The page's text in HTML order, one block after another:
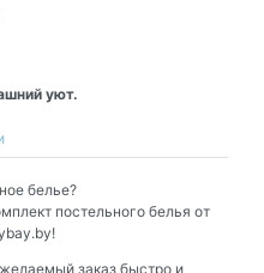
уют.
белье?
постельного белья от
заказ быстро и